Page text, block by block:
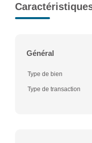
Général
Type de bien
Type de transaction